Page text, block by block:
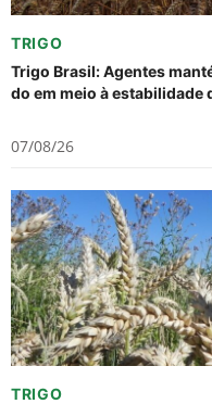
TRIGO
Trigo Brasil: Agentes
do em meio à estabilidade
07/08/26
TRIGO